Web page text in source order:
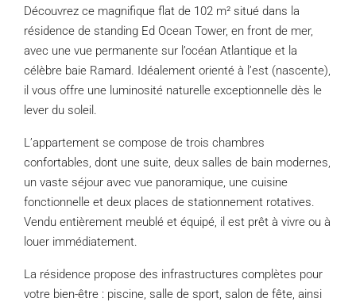
Découvrez ce magnifique flat de 102 m² situé dans la
résidence de standing Ed Ocean Tower, en front de mer,
avec une vue permanente sur l’océan Atlantique et la
célèbre baie Ramard. Idéalement orienté à l’est (nascente),
il vous offre une luminosité naturelle exceptionnelle dès le
lever du soleil.
L’appartement se compose de trois chambres
confortables, dont une suite, deux salles de bain modernes,
un vaste séjour avec vue panoramique, une cuisine
fonctionnelle et deux places de stationnement rotatives.
Vendu entièrement meublé et équipé, il est prêt à vivre ou à
louer immédiatement.
La résidence propose des infrastructures complètes pour
votre bien-être : piscine, salle de sport, salon de fête, ainsi